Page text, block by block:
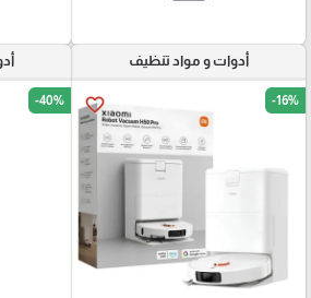
أدوات و مواد تنظيف
favorite_border -16%
-40%